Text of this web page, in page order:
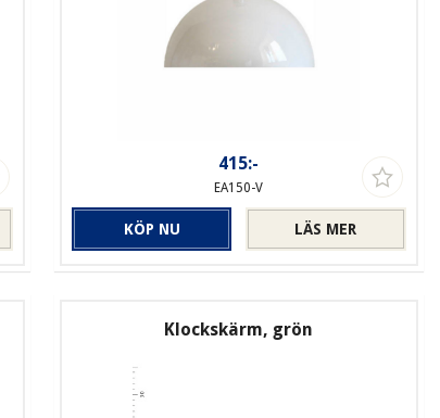
415:-
EA150-V
LÄS MER
KÖP NU
Klockskärm, grön